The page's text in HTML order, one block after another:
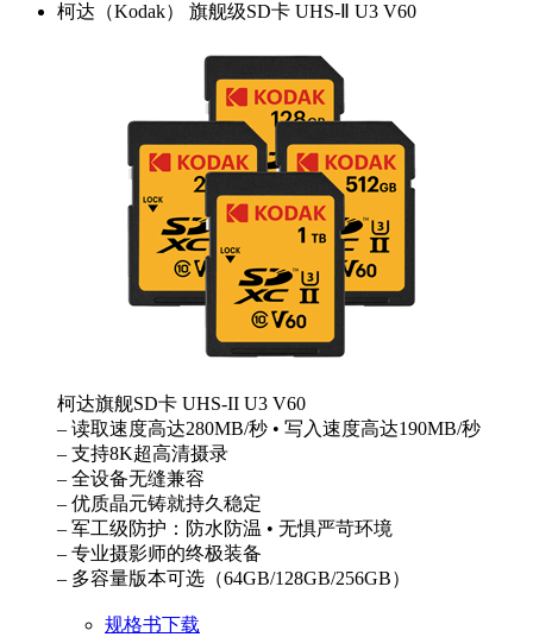
柯达（Kodak） 旗舰级SD卡 UHS-Ⅱ U3 V60
柯达旗舰SD卡 UHS-II U3 V60
– 读取速度高达280MB/秒 • 写入速度高达190MB/秒
– 支持8K超高清摄录
– 全设备无缝兼容
– 优质晶元铸就持久稳定
– 军工级防护：防水防温 • 无惧严苛环境
– 专业摄影师的终极装备
– 多容量版本可选（64GB/128GB/256GB）
规格书下载